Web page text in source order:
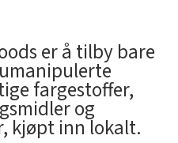
er å tilby bare
fargestoffer,
og
kjøpt inn lokalt.